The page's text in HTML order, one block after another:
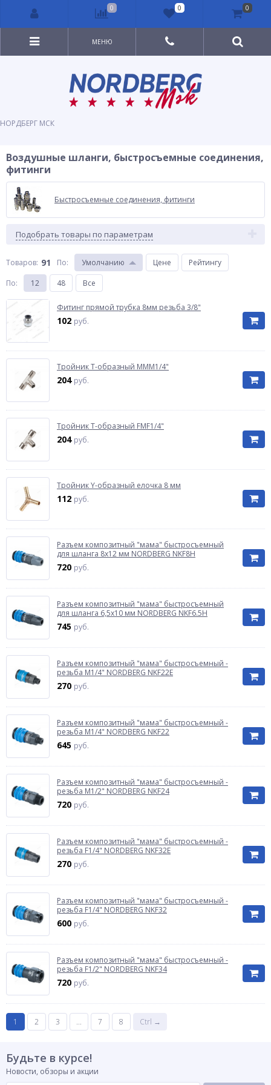
НОРДБЕРГ МСК
МЕНЮ
Воздушные шланги, быстросъемные соединения,
фитинги
Быстросъемные соединения, фитинги
Подобрать товары по параметрам
Товаров: 91 По: Умолчанию Цене
Рейтингу
По: 12 48 Все
Фитинг прямой трубка 8мм резьба 3/8"
102 руб.
Тройник Т-образный MMM1/4"
204 руб.
Тройник Т-образный FMF1/4"
204 руб.
Тройник Y-образный елочка 8 мм
112 руб.
Разъем композитный "мама" быстросъемный
для шланга 8х12 мм NORDBERG NKF8H
720 руб.
Разъем композитный "мама" быстросъемный
для шланга 6,5х10 мм NORDBERG NKF6.5H
745 руб.
Разъем композитный "мама" быстросъемный -
резьба M1/4" NORDBERG NKF22E
270 руб.
Разъем композитный "мама" быстросъемный -
резьба M1/4" NORDBERG NKF22
645 руб.
Разъем композитный "мама" быстросъемный -
резьба M1/2" NORDBERG NKF24
720 руб.
Разъем композитный "мама" быстросъемный -
резьба F1/4" NORDBERG NKF32E
270 руб.
Разъем композитный "мама" быстросъемный -
резьба F1/4" NORDBERG NKF32
600 руб.
Разъем композитный "мама" быстросъемный -
резьба F1/2" NORDBERG NKF34
720 руб.
1 2 3 ... 7 8 Ctrl →
Будьте в курсе!
Новости, обзоры и акции
0 0 0